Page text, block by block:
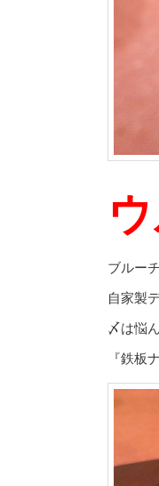
ブルー
自家製
〆は悩
『鉄